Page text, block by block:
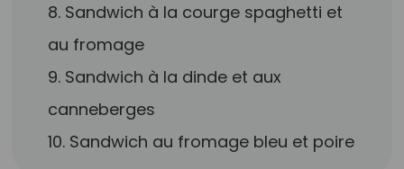
8. Sandwich à la courge spaghetti et
au fromage
9. Sandwich à la dinde et aux
canneberges
10. Sandwich au fromage bleu et poire